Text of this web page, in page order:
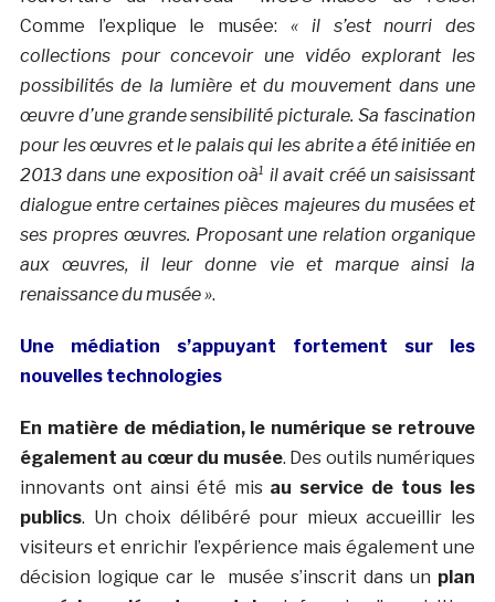
Comme l’explique le musée: « il s’est nourri des
collections pour concevoir une vidéo explorant les
possibilités de la lumière et du mouvement dans une
œuvre d’une grande sensibilité picturale. Sa fascination
pour les œuvres et le palais qui les abrite a été initiée en
2013 dans une exposition oà¹ il avait créé un saisissant
dialogue entre certaines pièces majeures du musées et
ses propres œuvres. Proposant une relation organique
aux œuvres, il leur donne vie et marque ainsi la
renaissance du musée ».
Une médiation s’appuyant fortement sur les
nouvelles technologies
En matière de médiation, le numérique se retrouve
également au cœur du musée. Des outils numériques
innovants ont ainsi été mis au service de tous les
publics. Un choix délibéré pour mieux accueillir les
visiteurs et enrichir l’expérience mais également une
décision logique car le musée s’inscrit dans un plan